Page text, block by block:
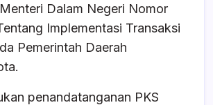
Dalam Negeri Nomor
Implementasi Transaksi
Pemerintah Daerah
penandatanganan PKS